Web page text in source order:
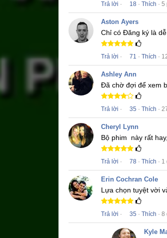
Trả lời · 18 · Thích ·
Aston Ayers
Chỉ có Đăng ký là
Trả lời · 71 · Thích ·
Ashley Ann
Đã chờ đợi để xem
Trả lời · 35 · Thích ·
Cheryl Lynn
Bộ phim này rất
Trả lời · 78 · Thích ·
Erin Cochran Cole
Lựa chọn tuyệt vời
Trả lời · 35 · Thích ·
Kyle